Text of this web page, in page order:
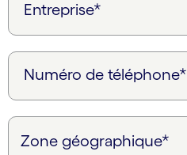
Entreprise*
Numéro de téléphone*